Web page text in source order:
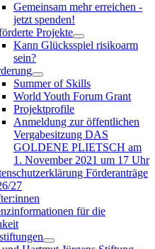
Gemeinsam mehr erreichen -
jetzt spenden!
Projekte
Kann Glücksspiel risikoarm
sein?
Summer of Skills
World Youth Forum Grant
Projektprofile
Anmeldung zur öffentlichen
Vergabesitzung DAS
GOLDENE PLIETSCH am
1. November 2021 um 17 Uhr
Förderanträge
27
für die